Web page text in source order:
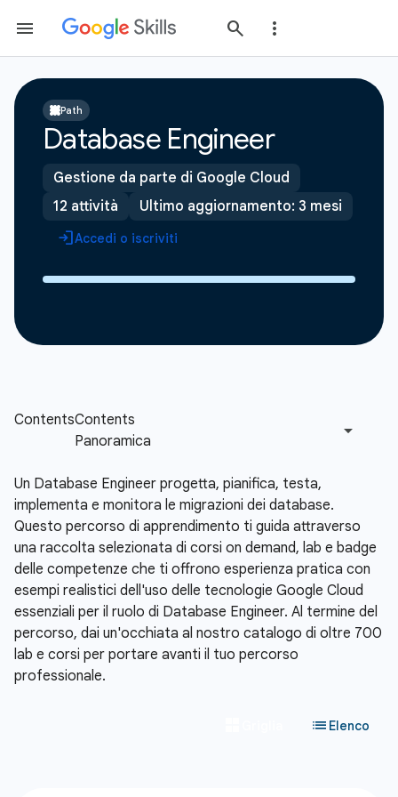
Path
Database Engineer
Gestione da parte di Google Cloud
12 attività
Ultimo aggiornamento: 3 mesi
Accedi o iscriviti
Un Database Engineer progetta, pianifica, testa,
implementa e monitora le migrazioni dei database.
Questo percorso di apprendimento ti guida attraverso
una raccolta selezionata di corsi on demand, lab e badge
delle competenze che ti offrono esperienza pratica con
esempi realistici dell'uso delle tecnologie Google Cloud
essenziali per il ruolo di Database Engineer. Al termine del
percorso, dai un'occhiata al nostro catalogo di oltre 700
lab e corsi per portare avanti il tuo percorso
professionale.